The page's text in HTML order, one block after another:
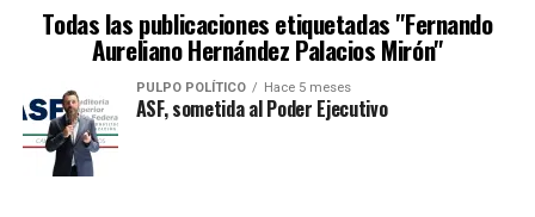
Todas las publicaciones etiquetadas "Fernando
Aureliano Hernández Palacios Mirón"
PULPO POLÍTICO Hace 5 meses
ASF, sometida al Poder Ejecutivo